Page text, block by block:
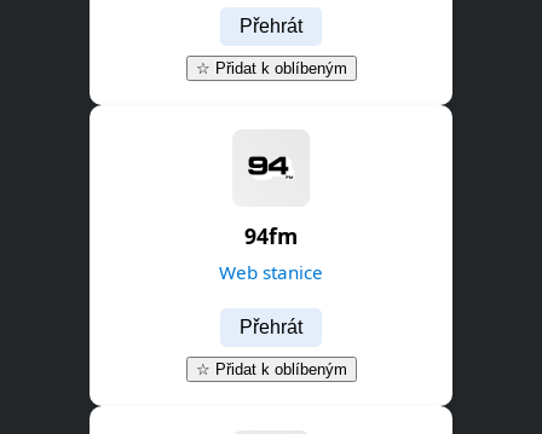
Přehrát
☆ Přidat k oblíbeným
94fm
Web stanice
Přehrát
☆ Přidat k oblíbeným